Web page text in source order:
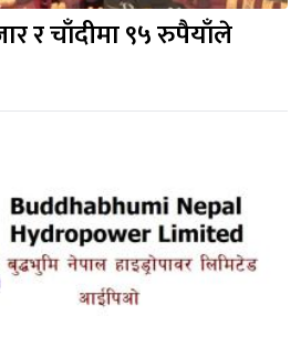
र चाँदीमा ९५ रुपैयाँले